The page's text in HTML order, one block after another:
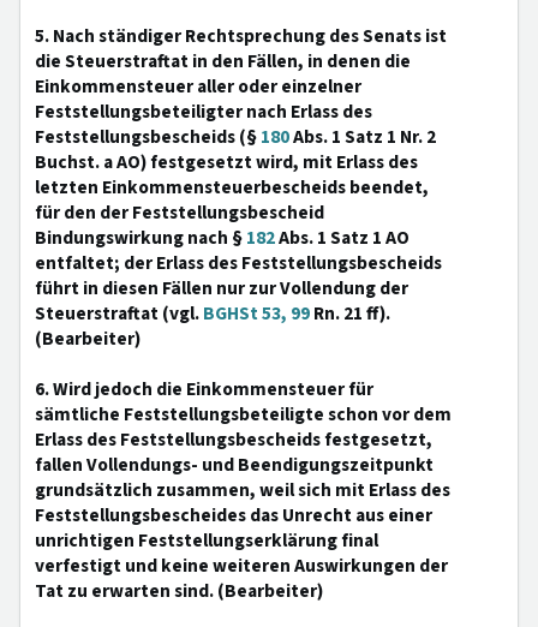
5. Nach ständiger Rechtsprechung des Senats ist
die Steuerstraftat in den Fällen, in denen die
Einkommensteuer aller oder einzelner
Feststellungsbeteiligter nach Erlass des
Feststellungsbescheids (§180Abs. 1 Satz 1 Nr. 2
Buchst. a AO) festgesetzt wird, mit Erlass des
letzten Einkommensteuerbescheids beendet,
für den der Feststellungsbescheid
Bindungswirkung nach §182Abs. 1 Satz 1 AO
entfaltet; der Erlass des Feststellungsbescheids
führt in diesen Fällen nur zur Vollendung der
Steuerstraftat (vgl.BGHSt 53, 99Rn. 21 ff).
(Bearbeiter)
6. Wird jedoch die Einkommensteuer für
sämtliche Feststellungsbeteiligte schon vor dem
Erlass des Feststellungsbescheids festgesetzt,
fallen Vollendungs- und Beendigungszeitpunkt
grundsätzlich zusammen, weil sich mit Erlass des
Feststellungsbescheides das Unrecht aus einer
unrichtigen Feststellungserklärung final
verfestigt und keine weiteren Auswirkungen der
Tat zu erwarten sind. (Bearbeiter)